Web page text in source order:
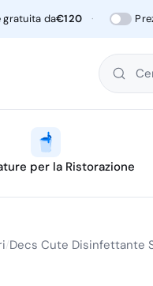
gratuita da€120 ·
per la Ristorazione
Decs Cute Disinfettante